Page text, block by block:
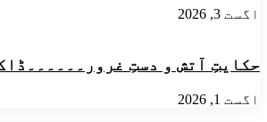
اگست 3, 2026
حکایتِ آتش و دستِ
اگست 1, 2026